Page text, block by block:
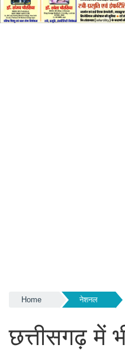
Home नेशनल
छत्तीसगढ़ में